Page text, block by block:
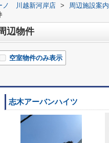
ノ 川越新河岸店 > 周辺施設案内
辺物件
空室物件のみ表示
志木アーバンハイツ